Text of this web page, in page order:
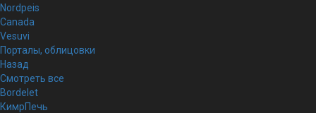
Nordpeis
Canada
Vesuvi
Порталы, облицовки
Назад
Смотреть все
Bordelet
КимрПечь